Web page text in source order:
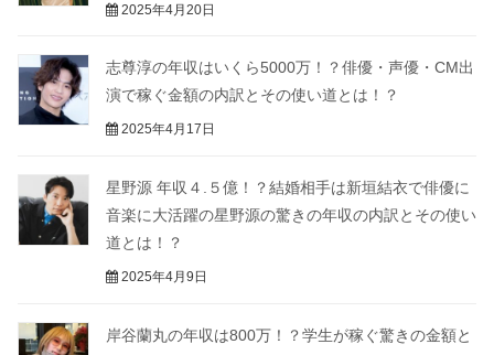
2025年4月20日
志尊淳の年収はいくら5000万！？俳優・声優・CM出
演で稼ぐ金額の内訳とその使い道とは！？
2025年4月17日
星野源 年収４.５億！？結婚相手は新垣結衣で俳優に
音楽に大活躍の星野源の驚きの年収の内訳とその使い
道とは！？
2025年4月9日
岸谷蘭丸の年収は800万！？学生が稼ぐ驚きの金額と